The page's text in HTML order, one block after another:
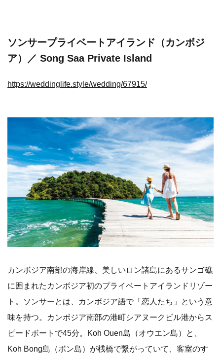
ソンサープライベートアイランド（カンボジ
ア）／ Song Saa Private Island
https://weddinglife.style/wedding/67915/
カンボジア南部の海岸線、美しいロン諸島にあるサンゴ礁
に囲まれたカンボジア初のプライベートアイランドリゾー
ト。ソンサーとは、カンボジア語で「恋人たち」という意
味を持つ。カンボジア南部の港町シアヌークビル港からス
ピードボートで45分。Koh Ouen島（オウエン島）と、
Koh Bong島（ボン島）が桟橋で繋がっていて、客室のす